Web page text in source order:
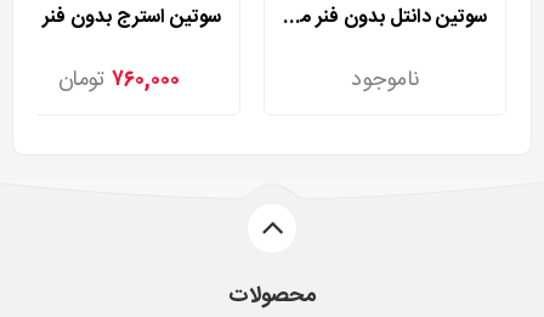
سوتین دانتل بدون فنر مردی مدل 140
ناموجود ۷۶۰,۰۰۰ تومان
محصولات